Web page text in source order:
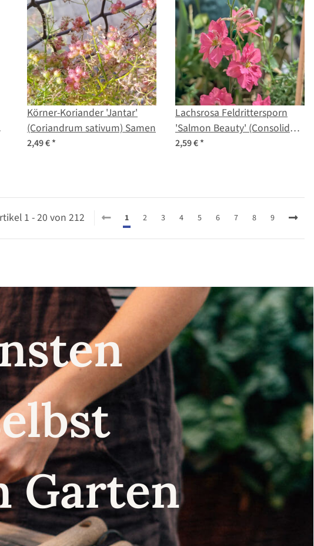
Körner-Koriander 'Jantar'
(Coriandrum sativum) Samen
2,49 €*
Lachsrosa Feldrittersporn
'Salmon Beauty' (Consolida
ajacis) Samen
2,59 €*
1 - 20 von 212 1 2 3 4 5 6 7 8 9
Garten